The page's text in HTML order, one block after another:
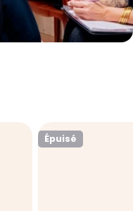
Épuisé